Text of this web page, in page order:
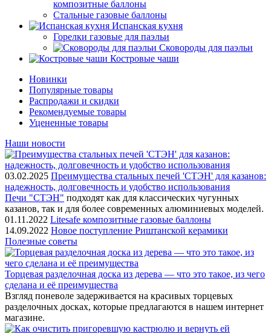
композитные баллоны
Стальные газовые баллоны
Испанская кухня
Горелки газовые для паэльи
Сковороды для паэльи
Костровые чаши
Новинки
Популярные товары
Распродажи и скидки
Рекомендуемые товары
Уцененные товары
Наши новости
03.02.2025 Преимущества стальных печей 'СТЭН' для казанов:
надежность, долговечность и удобство использования
Печи "СТЭН" подходят как для классических чугунных
казанов, так и для более современных алюминиевых моделей.
01.11.2022 Litesafe композитные газовые баллоны
14.09.2022 Новое поступление Риштанской керамики
Полезные советы
Торцевая разделочная доска из дерева — что это такое, из чего
сделана и её преимущества
Взгляд поневоле задерживается на красивых торцевых
разделочных досках, которые предлагаются в нашем интернет
магазине.